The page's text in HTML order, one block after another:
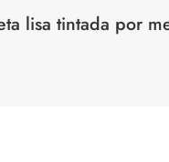
lisa tintada por